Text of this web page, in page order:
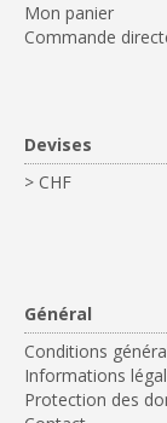
Mon panier
Commande
Devises
> CHF
Général
Conditions
Informations
Protection des